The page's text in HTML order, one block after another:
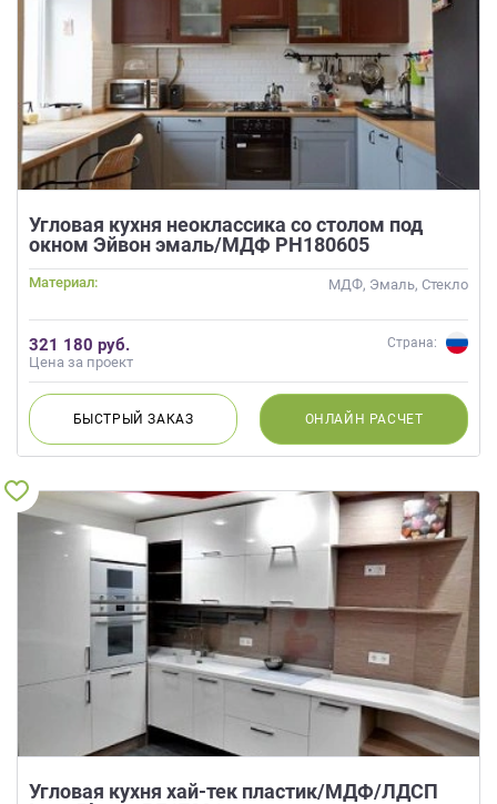
Угловая кухня неоклассика со столом под
окном Эйвон эмаль/МДФ РН180605
Материал: МДФ, Эмаль, Стекло
321 180 руб.
Цена за проект
Страна:
БЫСТРЫЙЗАКАЗ ОНЛАЙН РАСЧЕТ
Угловая кухня хай-тек пластик/МДФ/ЛДСП